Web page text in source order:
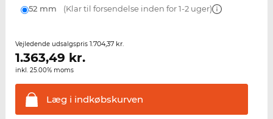
52 mm (Klar til forsendelse inden for 1-2 uger)
Vejledende udsalgspris 1.704,37 kr.
1.363,49 kr.
inkl. 25.00% moms
Læg i indkøbskurven